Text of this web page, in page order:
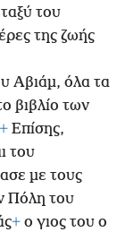
του
της ζωής
Αβιάμ, όλα τα
βιβλίο των
+ Επίσης,
του
με τους
Πόλη του
+ ο γιος του ο